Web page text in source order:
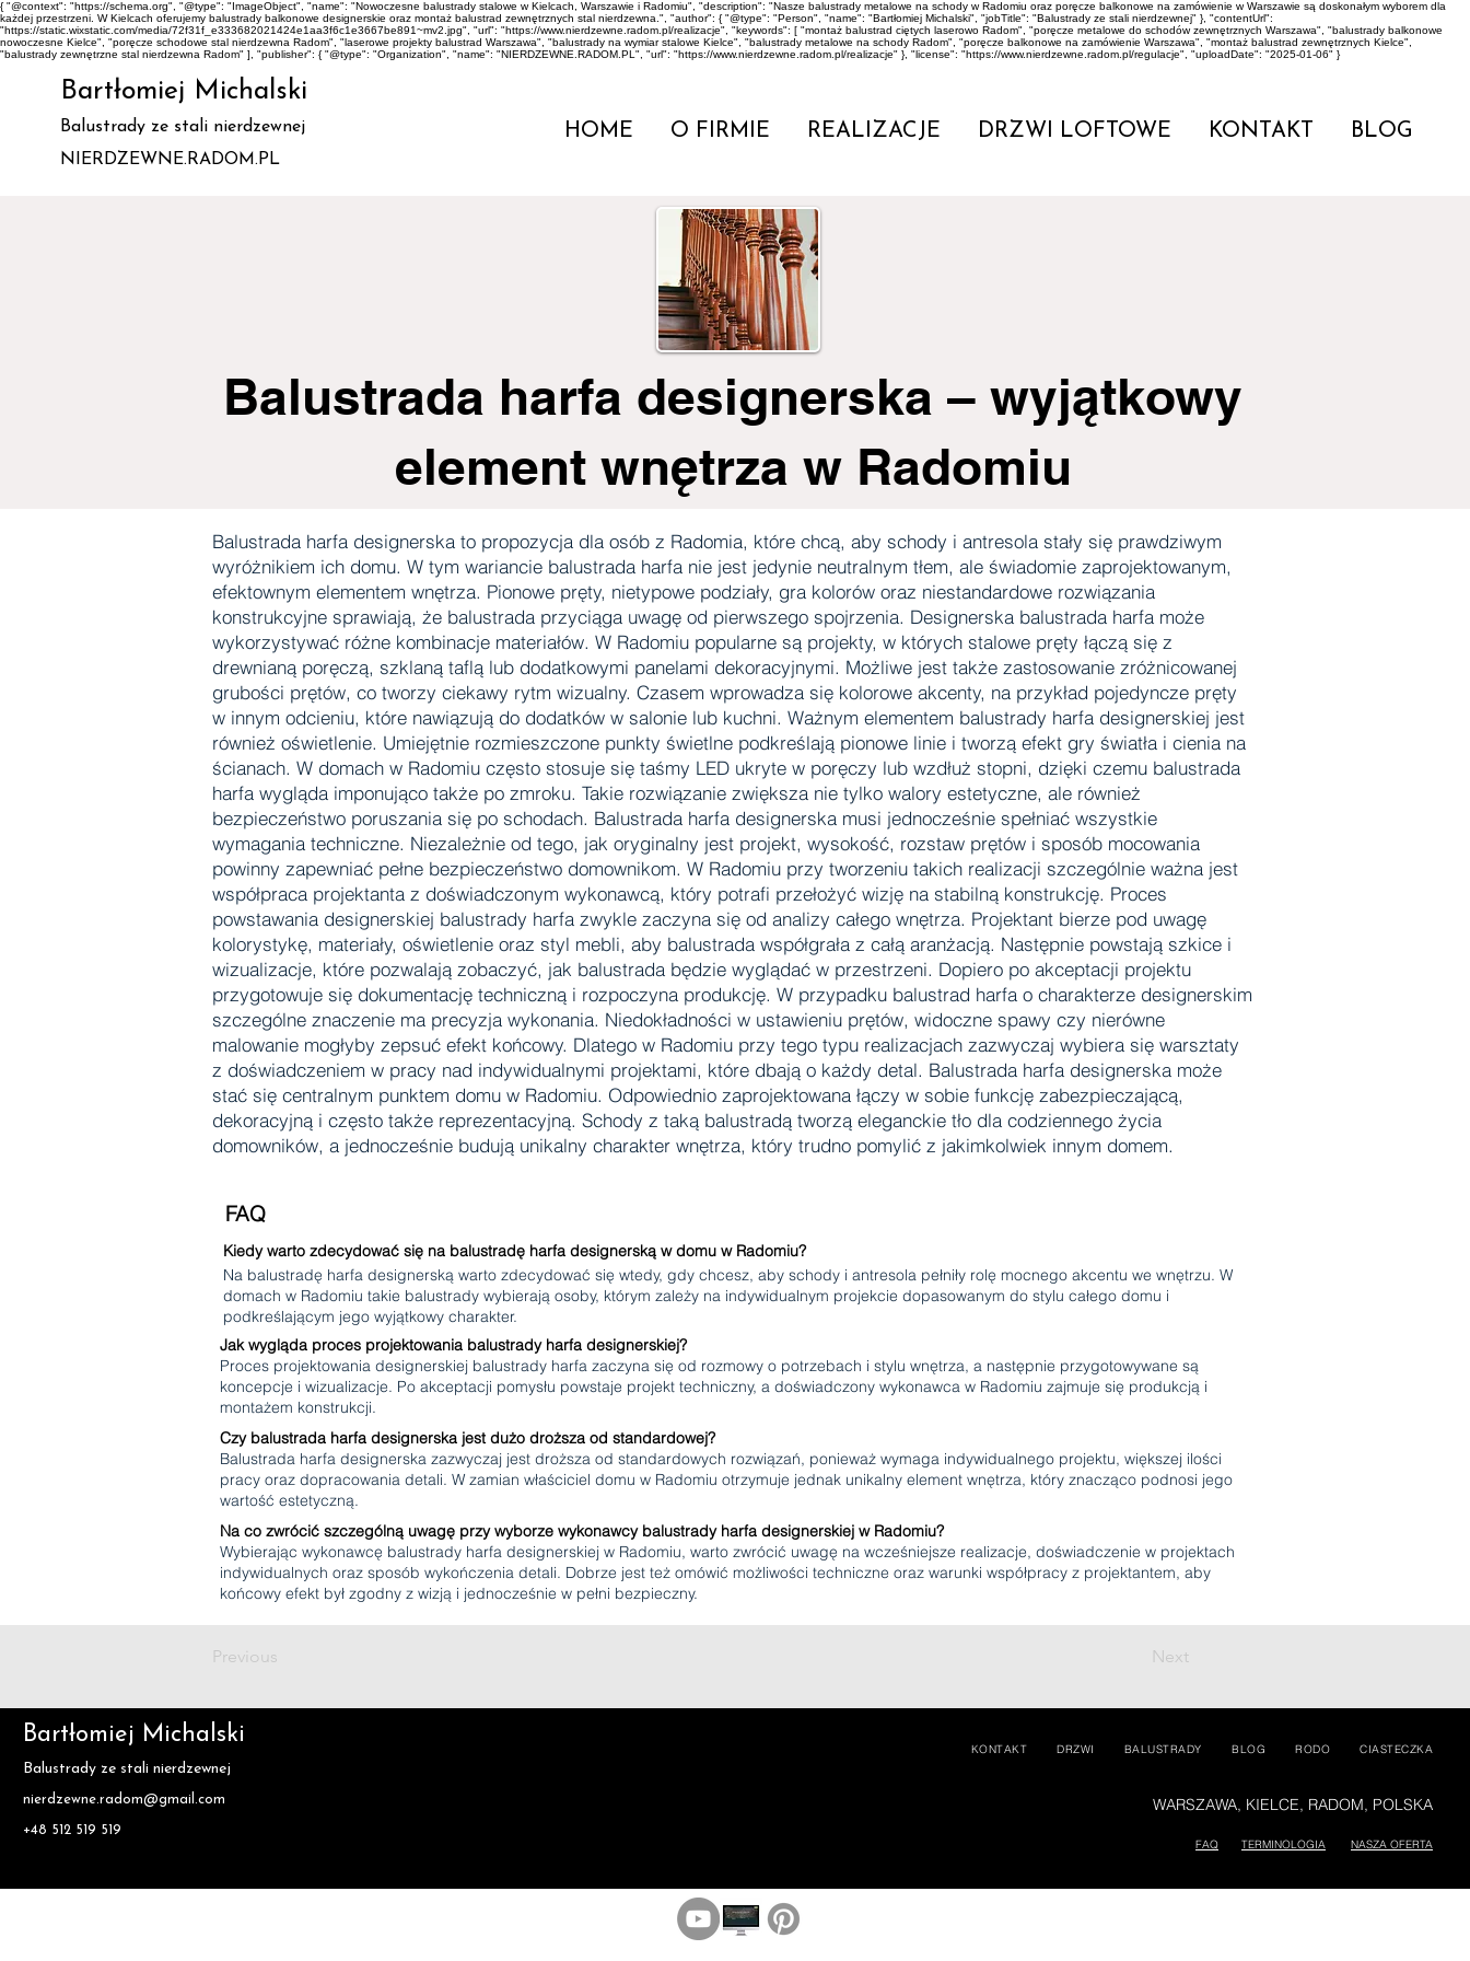
{ "@context": "https://schema.org", "@type": "ImageObject", "name": "Nowoczesne balustrady stalowe w Kielcach, Warszawie i Radomiu", "description": "Nasze balustrady metalowe na schody w Radomiu oraz poręcze balkonowe na zamówienie w Warszawie są doskonałym wyborem dla
każdej przestrzeni. W Kielcach oferujemy balustrady balkonowe designerskie oraz montaż balustrad zewnętrznych stal nierdzewna.", "author": { "@type": "Person", "name": "Bartłomiej Michalski", "jobTitle": "Balustrady ze stali nierdzewnej" }, "contentUrl":
"https://static.wixstatic.com/media/72f31f_e333682021424e1aa3f6c1e3667be891~mv2.jpg", "url": "https://www.nierdzewne.radom.pl/realizacje", "keywords": [ "montaż balustrad ciętych laserowo Radom", "poręcze metalowe do schodów zewnętrznych Warszawa", "balustrady balkonowe
nowoczesne Kielce", "poręcze schodowe stal nierdzewna Radom", "laserowe projekty balustrad Warszawa", "balustrady na wymiar stalowe Kielce", "balustrady metalowe na schody Radom", "poręcze balkonowe na zamówienie Warszawa", "montaż balustrad zewnętrznych Kielce",
"balustrady zewnętrzne stal nierdzewna Radom" ], "publisher": { "@type": "Organization", "name": "NIERDZEWNE.RADOM.PL", "url": "https://www.nierdzewne.radom.pl/realizacje" }, "license": "https://www.nierdzewne.radom.pl/regulacje", "uploadDate": "2025-01-06" }
Bartłomiej Michalski
Balustrady ze stali nierdzewnej
NIERDZEWNE.RADOM.PL
HOME O FIRMIE REALIZACJE DRZWI LOFTOWE KONTAKT BLOG
Balustrada harfa designerska – wyjątkowy
element wnętrza w Radomiu
Balustrada harfa designerska to propozycja dla osób z Radomia, które chcą, aby schody i antresola stały się prawdziwym
wyróżnikiem ich domu. W tym wariancie balustrada harfa nie jest jedynie neutralnym tłem, ale świadomie zaprojektowanym,
efektownym elementem wnętrza. Pionowe pręty, nietypowe podziały, gra kolorów oraz niestandardowe rozwiązania
konstrukcyjne sprawiają, że balustrada przyciąga uwagę od pierwszego spojrzenia. Designerska balustrada harfa może
wykorzystywać różne kombinacje materiałów. W Radomiu popularne są projekty, w których stalowe pręty łączą się z
drewnianą poręczą, szklaną taflą lub dodatkowymi panelami dekoracyjnymi. Możliwe jest także zastosowanie zróżnicowanej
grubości prętów, co tworzy ciekawy rytm wizualny. Czasem wprowadza się kolorowe akcenty, na przykład pojedyncze pręty
w innym odcieniu, które nawiązują do dodatków w salonie lub kuchni. Ważnym elementem balustrady harfa designerskiej jest
również oświetlenie. Umiejętnie rozmieszczone punkty świetlne podkreślają pionowe linie i tworzą efekt gry światła i cienia na
ścianach. W domach w Radomiu często stosuje się taśmy LED ukryte w poręczy lub wzdłuż stopni, dzięki czemu balustrada
harfa wygląda imponująco także po zmroku. Takie rozwiązanie zwiększa nie tylko walory estetyczne, ale również
bezpieczeństwo poruszania się po schodach. Balustrada harfa designerska musi jednocześnie spełniać wszystkie
wymagania techniczne. Niezależnie od tego, jak oryginalny jest projekt, wysokość, rozstaw prętów i sposób mocowania
powinny zapewniać pełne bezpieczeństwo domownikom. W Radomiu przy tworzeniu takich realizacji szczególnie ważna jest
współpraca projektanta z doświadczonym wykonawcą, który potrafi przełożyć wizję na stabilną konstrukcję. Proces
powstawania designerskiej balustrady harfa zwykle zaczyna się od analizy całego wnętrza. Projektant bierze pod uwagę
kolorystykę, materiały, oświetlenie oraz styl mebli, aby balustrada współgrała z całą aranżacją. Następnie powstają szkice i
wizualizacje, które pozwalają zobaczyć, jak balustrada będzie wyglądać w przestrzeni. Dopiero po akceptacji projektu
przygotowuje się dokumentację techniczną i rozpoczyna produkcję. W przypadku balustrad harfa o charakterze designerskim
szczególne znaczenie ma precyzja wykonania. Niedokładności w ustawieniu prętów, widoczne spawy czy nierówne
malowanie mogłyby zepsuć efekt końcowy. Dlatego w Radomiu przy tego typu realizacjach zazwyczaj wybiera się warsztaty
z doświadczeniem w pracy nad indywidualnymi projektami, które dbają o każdy detal. Balustrada harfa designerska może
stać się centralnym punktem domu w Radomiu. Odpowiednio zaprojektowana łączy w sobie funkcję zabezpieczającą,
dekoracyjną i często także reprezentacyjną. Schody z taką balustradą tworzą eleganckie tło dla codziennego życia
domowników, a jednocześnie budują unikalny charakter wnętrza, który trudno pomylić z jakimkolwiek innym domem.
FAQ
Kiedy warto zdecydować się na balustradę harfa designerską w domu w Radomiu?
Na balustradę harfa designerską warto zdecydować się wtedy, gdy chcesz, aby schody i antresola pełniły rolę mocnego akcentu we wnętrzu. W
domach w Radomiu takie balustrady wybierają osoby, którym zależy na indywidualnym projekcie dopasowanym do stylu całego domu i
podkreślającym jego wyjątkowy charakter.
Jak wygląda proces projektowania balustrady harfa designerskiej?
Proces projektowania designerskiej balustrady harfa zaczyna się od rozmowy o potrzebach i stylu wnętrza, a następnie przygotowywane są
koncepcje i wizualizacje. Po akceptacji pomysłu powstaje projekt techniczny, a doświadczony wykonawca w Radomiu zajmuje się produkcją i
montażem konstrukcji.
Czy balustrada harfa designerska jest dużo droższa od standardowej?
Balustrada harfa designerska zazwyczaj jest droższa od standardowych rozwiązań, ponieważ wymaga indywidualnego projektu, większej ilości
pracy oraz dopracowania detali. W zamian właściciel domu w Radomiu otrzymuje jednak unikalny element wnętrza, który znacząco podnosi jego
wartość estetyczną.
Na co zwrócić szczególną uwagę przy wyborze wykonawcy balustrady harfa designerskiej w Radomiu?
Wybierając wykonawcę balustrady harfa designerskiej w Radomiu, warto zwrócić uwagę na wcześniejsze realizacje, doświadczenie w projektach
indywidualnych oraz sposób wykończenia detali. Dobrze jest też omówić możliwości techniczne oraz warunki współpracy z projektantem, aby
końcowy efekt był zgodny z wizją i jednocześnie w pełni bezpieczny.
Previous Next
Bartłomiej Michalski
Balustrady ze stali nierdzewnej
nierdzewne.radom@gmail.com
+48 512 519 519
KONTAKT DRZWI BALUSTRADY BLOG RODO CIASTECZKA
WARSZAWA, KIELCE, RADOM, POLSKA
FAQ TERMINOLOGIA NASZA OFERTA